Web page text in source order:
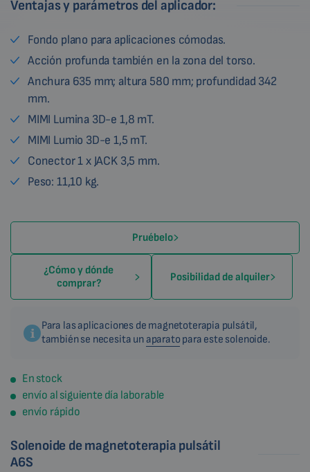
Ventajas y parámetros del aplicador:
Fondo plano para aplicaciones cómodas.
Acción profunda también en la zona del torso.
Anchura 635 mm; altura 580 mm; profundidad 342
mm.
MIMI Lumina 3D-e 1,8 mT.
MIMI Lumio 3D-e 1,5 mT.
Conector 1 x JACK 3,5 mm.
Peso: 11,10 kg.
Pruébelo
¿Cómo y dónde
comprar?
Posibilidad de alquiler
Para las aplicaciones de magnetoterapia pulsátil,
también se necesita un aparato para este solenoide.
En stock
envío al siguiente día laborable
envío rápido
Solenoide de magnetoterapia pulsátil
A6S